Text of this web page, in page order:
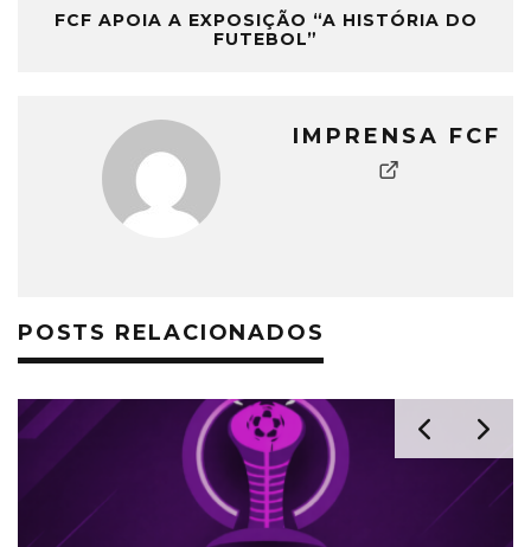
FCF APOIA A EXPOSIÇÃO “A HISTÓRIA DO
FUTEBOL”
IMPRENSA FCF
POSTS RELACIONADOS